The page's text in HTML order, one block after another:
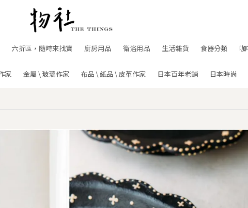
六折區，隨時來找寶 廚房用品 衛浴用品 生活雜貨 食器分類
家 金屬 \ 玻璃作家 布品 \ 紙品 \ 皮革作家 日本百年老舖 日本時尚